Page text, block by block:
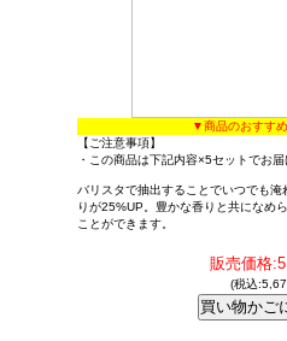
▼商品のおすす
【ご注意事項】
・この商品は下記内容×5セットでお届
バリスタで抽出することでいつでも
りが25%UP。豊かな香りと共になめ
ことができます。
販売価格
(税込